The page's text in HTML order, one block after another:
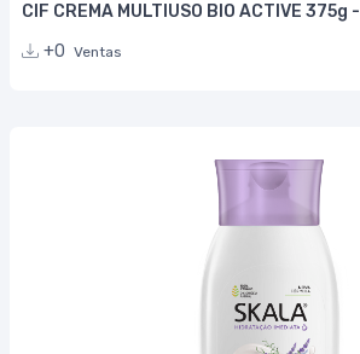
CIF CREMA MULTIUSO BIO ACTIVE 375g -
+0 Ventas